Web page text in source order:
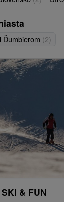
Ďumbierom (2)
& FUN